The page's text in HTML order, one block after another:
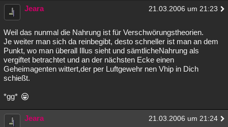
Jeara 21.03.2006 um 21:23
Weil das nunmal die Nahrung ist für Verschwörungstheorien.
Je weiter man sich da reinbegibt, desto schneller ist man an dem
Punkt, wo man überall Illus sieht und sämtlicheNahrung als
vergiftet betrachtet und an der nächsten Ecke einen
Geheimagenten wittert,der per Luftgewehr nen Vhip in Dich
schießt.
*gg*
Jeara 21.03.2006 um 21:24